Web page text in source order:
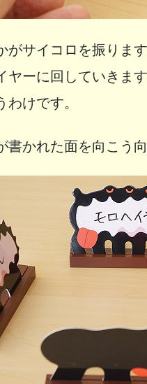
がサイコロを振りま
ヤーに回していきま
けです。
かれた面を向こう